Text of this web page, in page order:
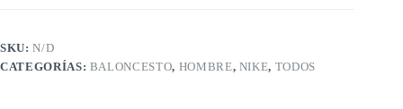
SKU:N/D
CATEGORÍAS: BALONCESTO, HOMBRE, NIKE, TODOS